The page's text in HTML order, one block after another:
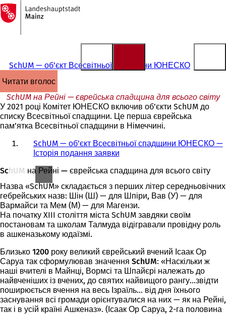
Перейти до змісту
На
головну
сторінку
SchUM — об’єкт Всесвітньої спадщини ЮНЕСКО
читати вголос
SchUM на Рейні — єврейська спадщина для всього світу
У 2021 році Комітет ЮНЕСКО включив об’єкти SchUM до
списку Всесвітньої спадщини. Це перша єврейська
пам’ятка Всесвітньої спадщини в Німеччині.
SchUM — об’єкт Всесвітньої спадщини ЮНЕСКО —
Історія подання заявки
SchUM на Рейні — єврейська спадщина для всього світу
Назва «SchUM» складається з перших літер середньовічних
гебрейських назв: Шін (Ш) — для Шпіри, Вав (У) — для
Вармайси та Мем (М) — для Магензи.
На початку XIII століття міста SchUM завдяки своїм
постановам та школам Талмуда відігравали провідну роль
в ашкеназькому юдаїзмі.
Близько 1200 року великий єврейський вчений Ісаак Ор
Саруа так сформулював значення SchUM: «Наскільки ж
наші вчителі в Майнці, Вормсі та Шпайєрі належать до
найвченіших із вчених, до святих найвищого рангу...звідти
поширюється вчення на весь Ізраїль... від дня їхнього
заснування всі громади орієнтувалися на них — як на Рейні,
так і в усій країні Ашкеназ». (Ісаак Ор Саруа, 2-га половина